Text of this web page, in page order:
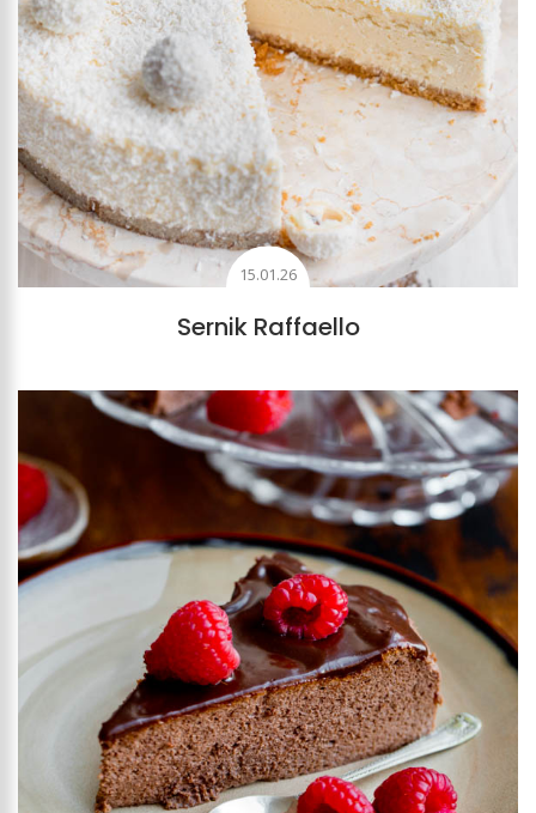
15.01.26
Sernik Raffaello